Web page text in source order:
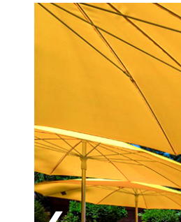
moderna spa-
och inomhuspooler med
området ett riktigt
cykelrutter i
för marknader, festivaler
På en utflykt kan du köra
badsjöar. Vattnet kan nå
leka och njuta av livet
en tur ut på sjöns
tur, medan de mer
uppleva det spektakulära
panoramavy ända till
Ragga-ravinen med